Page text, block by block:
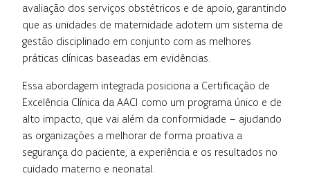
avaliação dos serviços obstétricos e de apoio, garantindo
que as unidades de maternidade adotem um sistema de
gestão disciplinado em conjunto com as melhores
práticas clínicas baseadas em evidências.
Essa abordagem integrada posiciona a Certificação de
Excelência Clínica da AACI como um programa único e de
alto impacto, que vai além da conformidade – ajudando
as organizações a melhorar de forma proativa a
segurança do paciente, a experiência e os resultados no
cuidado materno e neonatal.